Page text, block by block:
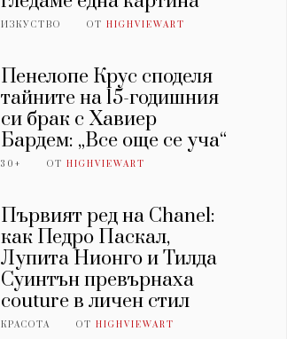
ИЗКУСТВО ОТHIGHVIEWART
Пенелопе Крус споделя
тайните на 15-годишния
си брак с Хавиер
Бардем: „Все още се уча“
30+ ОТHIGHVIEWART
Първият ред на Chanel:
как Педро Паскал,
Лупита Нионго и Тилда
Суинтън превърнаха
couture в личен стил
КРАСОТА ОТHIGHVIEWART